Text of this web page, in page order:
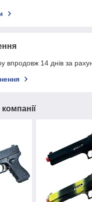
впродовж 14 днів за